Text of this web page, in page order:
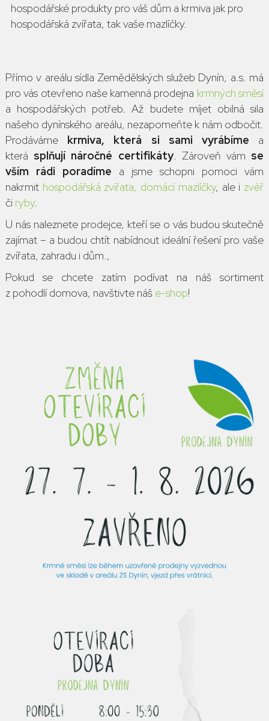
hospodářské produkty pro váš dům a krmiva jak pro
hospodářská zvířata, tak vaše mazlíčky.
Přímo v areálu sídla Zemědělských služeb Dynín, a.s. má
pro vás otevřeno naše kamenná prodejna krmných směsí
a hospodářských potřeb. Až budete míjet obilná sila
našeho dynínského areálu, nezapomeňte k nám odbočit.
Prodáváme krmiva, která si sami vyrábíme a
která splňují náročné certifikáty. Zároveň vám se
vším rádi poradíme a jsme schopni pomoci vám
nakrmit hospodářská zvířata, domácí mazlíčky, ale i zvěř
či ryby.
U nás naleznete prodejce, kteří se o vás budou skutečně
zajímat – a budou chtít nabídnout ideální řešení pro vaše
zvířata, zahradu i dům.,
Pokud se chcete zatím podívat na náš sortiment
z pohodlí domova, navštivte náš e-shop!